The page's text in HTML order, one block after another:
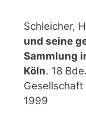
Schleicher,
und seine
Sammlung
Köln. 18
1999